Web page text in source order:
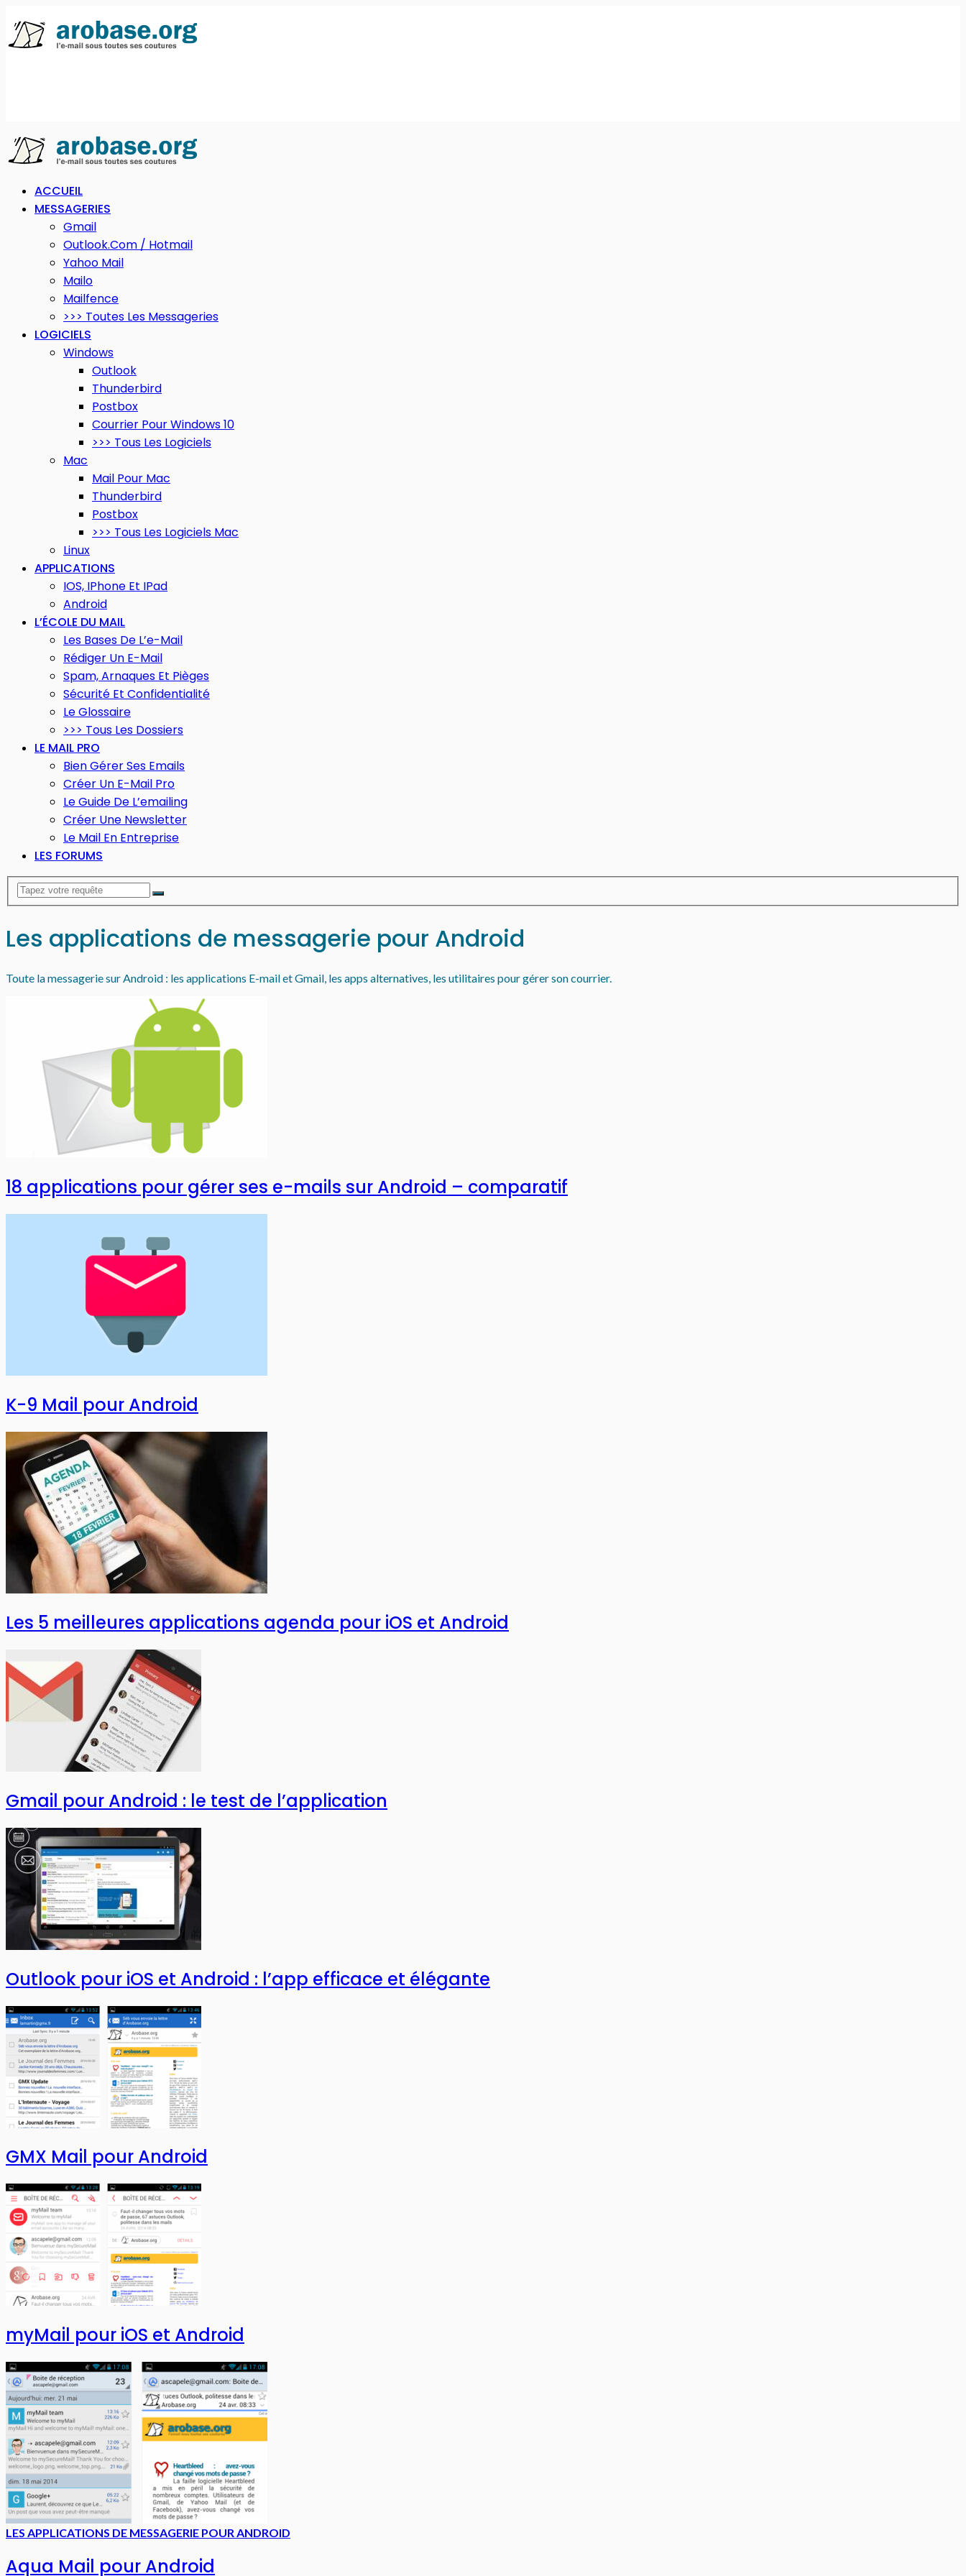
ACCUEIL
MESSAGERIES
Gmail
Outlook.com / Hotmail
Yahoo Mail
Mailo
Mailfence
>>> Toutes Les Messageries
LOGICIELS
Windows
Outlook
Thunderbird
Postbox
Courrier Pour Windows 10
>>> Tous Les Logiciels
Mac
Mail Pour Mac
Thunderbird
Postbox
>>> Tous Les Logiciels Mac
Linux
APPLICATIONS
IOS, IPhone Et IPad
Android
L’ÉCOLE DU MAIL
Les Bases De L’e-Mail
Rédiger Un E-Mail
Spam, Arnaques Et Pièges
Sécurité Et Confidentialité
Le Glossaire
>>> Tous Les Dossiers
LE MAIL PRO
Bien Gérer Ses Emails
Créer Un E-Mail Pro
Le Guide De L’emailing
Créer Une Newsletter
Le Mail En Entreprise
LES FORUMS
Les applications de messagerie pour Android
Toute la messagerie sur Android : les applications E-mail et Gmail, les apps alternatives, les utilitaires pour gérer son courrier.
18 applications pour gérer ses e-mails sur Android – comparatif
K-9 Mail pour Android
Les 5 meilleures applications agenda pour iOS et Android
Gmail pour Android : le test de l’application
Outlook pour iOS et Android : l’app efficace et élégante
GMX Mail pour Android
myMail pour iOS et Android
LES APPLICATIONS DE MESSAGERIE POUR ANDROID
Aqua Mail pour Android